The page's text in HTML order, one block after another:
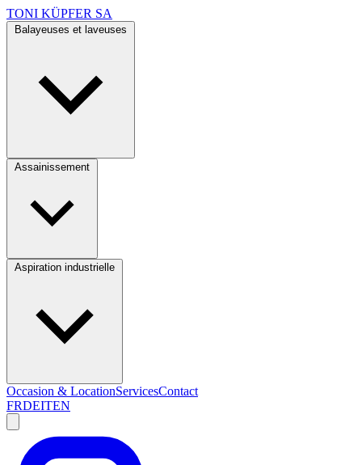
TONI KÜPFER SA
Occasion & LocationServicesContact
FRDEITEN